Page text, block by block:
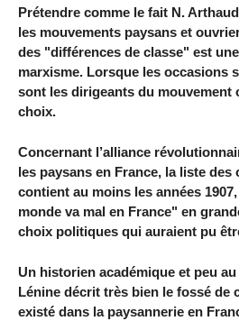
Prétendre comme le fait N.
les mouvements paysans et
des "différences de classe" est
marxisme. Lorsque les occasions
sont les dirigeants du mouvement
choix.
Concernant l’alliance
les paysans en France, la liste des
contient au moins les années
monde va mal en France" en
choix politiques qui auraient pu
Un historien académique et peu
Lénine décrit très bien le fossé de
existé dans la paysannerie en